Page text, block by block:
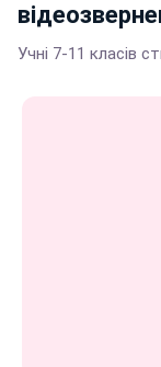
Учні 7-11 класів